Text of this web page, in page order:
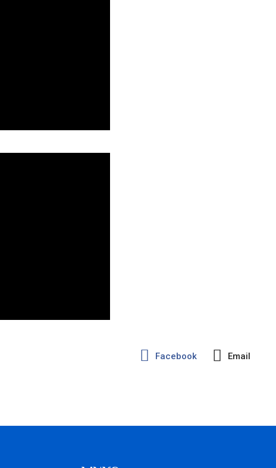
Facebook Email